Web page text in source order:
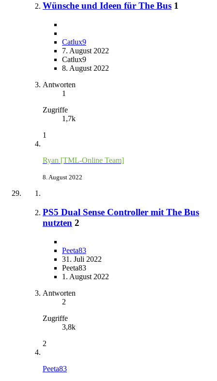
Wünsche und Ideen für The Bus 1
Catlux9
7. August 2022
Catlux9
8. August 2022
Antworten
1
Zugriffe
1,7k
1
Ryan [TML-Online Team]
8. August 2022
PS5 Dual Sense Controller mit The Bus
nutzten 2
Peeta83
31. Juli 2022
Peeta83
1. August 2022
Antworten
2
Zugriffe
3,8k
2
Peeta83